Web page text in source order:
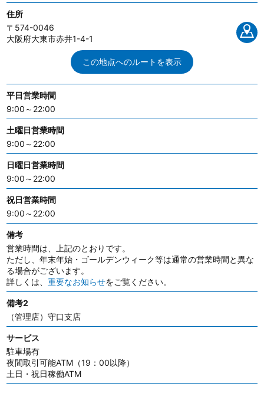
住所
〒574-0046
大阪府大東市赤井1-4-1
この地点へのルートを表示
平日営業時間
9:00～22:00
土曜日営業時間
9:00～22:00
日曜日営業時間
9:00～22:00
祝日営業時間
9:00～22:00
備考
営業時間は、上記のとおりです。
ただし、年末年始・ゴールデンウィーク等は通常の営業時間と異な
る場合がございます。
詳しくは、 重要なお知らせをご覧ください。
備考2
（管理店）守口支店
サービス
駐車場有
夜間取引可能ATM（19：00以降）
土日・祝日稼働ATM